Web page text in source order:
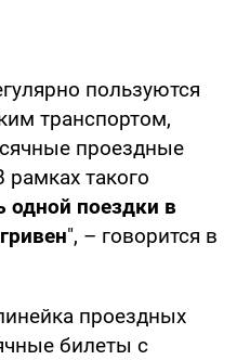
пользуются
транспортом,
проездные
такого
одной поездки в
", – говорится в
проездных
билеты с